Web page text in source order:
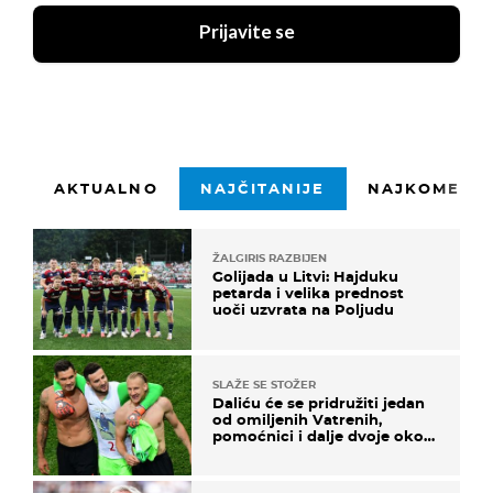
Prijavite se
AKTUALNO NAJČITANIJE
ŽALGIRIS RAZBIJEN
Golijada u Litvi: Hajduku
petarda i velika prednost
uoči uzvrata na Poljudu
SLAŽE SE STOŽER
Daliću će se pridružiti jedan
od omiljenih Vatrenih,
pomoćnici i dalje dvoje oko